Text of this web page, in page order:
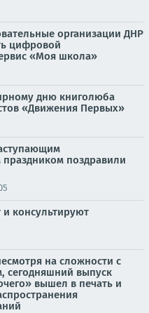
организации ДНР
цифровой
«Моя школа»
дню книголюба
«Движения Первых»
поздравили
и консультируют
на сложности с
сегодняшний выпуск
вышел в печать и